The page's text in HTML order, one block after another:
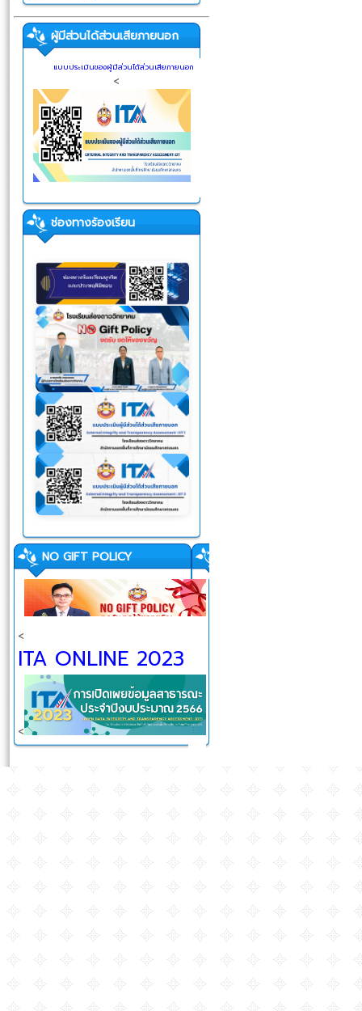
ผู้มีส่วนได้ส่วนเสียภายนอก
แบบประเมินของผู้มีส่วนได้ส่วนเสียภายนอก
<
ช่องทางร้องเรียน
NO GIFT POLICY
<
ITA ONLINE 2023
<